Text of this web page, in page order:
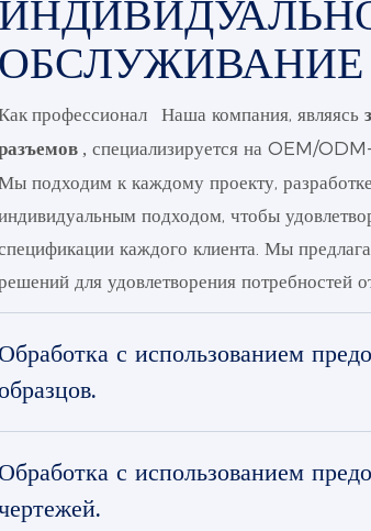
ОБСЛУЖИВАНИЕ
профессионал Наша компания, являясь
, специализируется на OEM/
подходим к каждому проекту,
подходом, чтобы
каждого клиента. Мы
для удовлетворения потребностей
Обработка с использованием
Обработка с использованием